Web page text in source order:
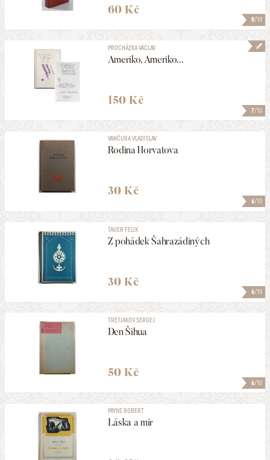
8/10
60 Kč
7/10
PROCHÁZKA VÁCLAV
Ameriko, Ameriko...
150 Kč
6/10
VANČURA VLADISLAV
Rodina Horvatova
30 Kč
6/10
TAUER FELIX
Z pohádek Šahrazádiných
30 Kč
6/10
TRETJAKOV SERGEJ
Den Šihua
50 Kč
PAYNE ROBERT
Láska a mír